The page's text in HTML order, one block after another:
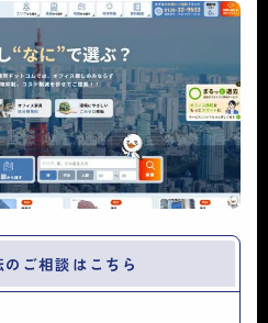
ご相談はこちら